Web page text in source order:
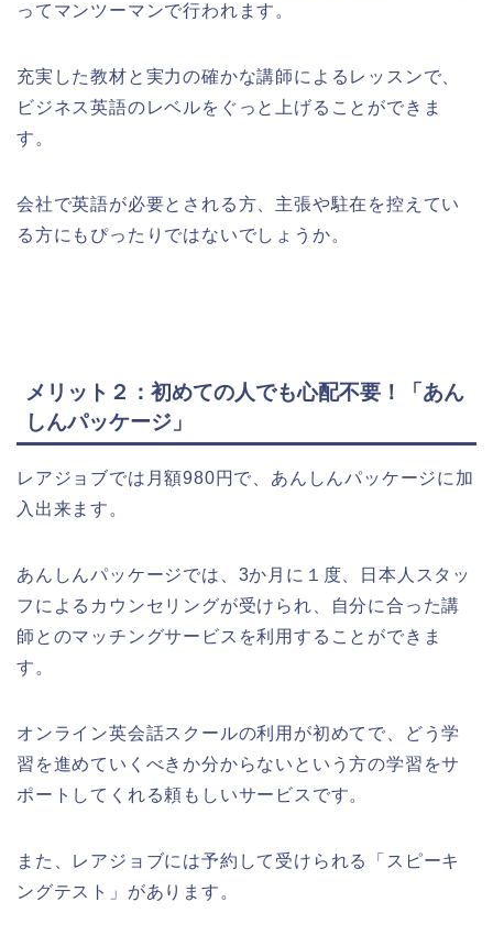
ってマンツーマンで行われます。
充実した教材と実力の確かな講師によるレッスンで、
ビジネス英語のレベルをぐっと上げることができま
す。
会社で英語が必要とされる方、主張や駐在を控えてい
る方にもぴったりではないでしょうか。
メリット２：初めての人でも心配不要！「あん
しんパッケージ」
レアジョブでは月額980円で、あんしんパッケージに加
入出来ます。
あんしんパッケージでは、3か月に１度、日本人スタッ
フによるカウンセリングが受けられ、自分に合った講
師とのマッチングサービスを利用することができま
す。
オンライン英会話スクールの利用が初めてで、どう学
習を進めていくべきか分からないという方の学習をサ
ポートしてくれる頼もしいサービスです。
また、レアジョブには予約して受けられる「スピーキ
ングテスト」があります。